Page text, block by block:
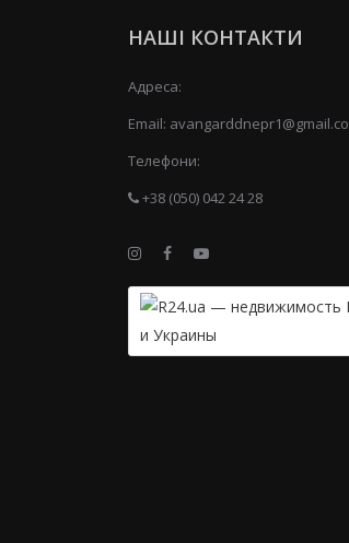
НАШІ КОНТАКТИ
Адреса:
Email:
Телефони:
+38 (050) 042 24 28